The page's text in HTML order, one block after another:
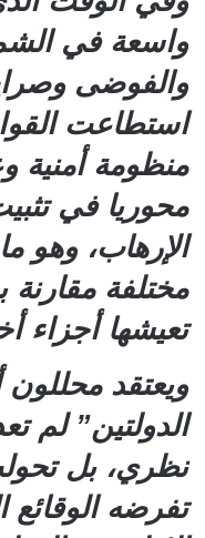
واسعة في
والفوضى
استطاعت
منظومة أمنية
محوريا في
الإرهاب، وهو
مختلفة مقارنة
تعيشها أجزاء
ويعتقد
الدولتين” لم
نظري، بل
تفرضه الوقائع